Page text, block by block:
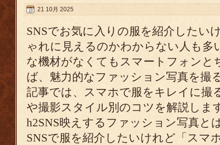
21 10月 2025
SNSでお気に入りの服を紹介したい
ゃれに見えるのかわからない人も多
な機材がなくてもスマートフォンと
ば、魅力的なファッション写真を撮
記事では、スマホで服をキレイに撮
や撮影スタイル別のコツを解説しま
h2SNS映えするファッション写真と
SNSで服を紹介したいけれど「スマ